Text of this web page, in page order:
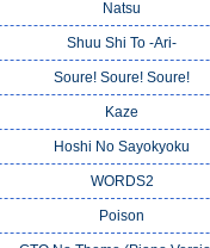
Natsu
Shuu Shi To -Ari-
Soure! Soure! Soure!
Kaze
Hoshi No Sayokyoku
WORDS2
Poison